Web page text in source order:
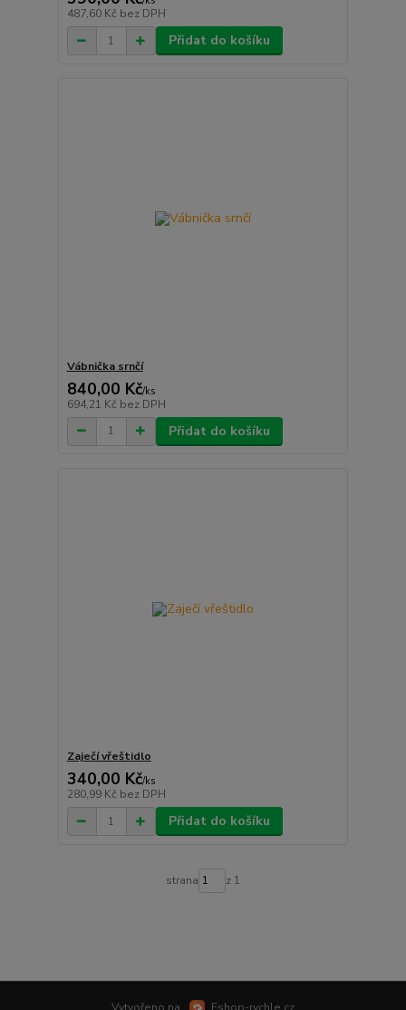
487,60 Kč bez DPH
Přidat do košíku
Vábnička srnčí
840,00 Kč/ks
694,21 Kč bez DPH
Přidat do košíku
Zaječí vřeštidlo
340,00 Kč/ks
280,99 Kč bez DPH
Přidat do košíku
strana z 1
Vytvořeno na Eshop-rychle.cz